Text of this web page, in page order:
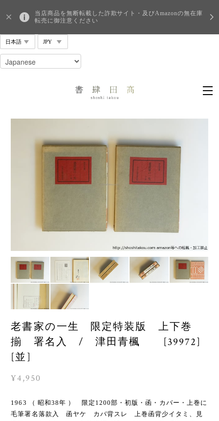
当店商品を無断転載した詐欺サイト・及びAmazonの無在庫
転売に御注意ください
老書家の一生 限定特装版 上下巻
揃 署名入 / 津田青楓 [39972]
[並]
¥4,950
1963 （ 昭和38年 ） 限定1200部・初版・函・カバー・上巻に
毛筆署名落款入 函ヤケ カバ背スレ 上巻函背少イタミ、見